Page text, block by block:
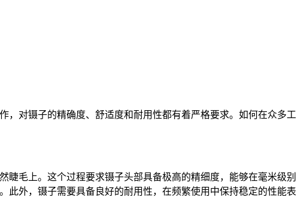
，对镊子的精确度、舒适度和耐用性都有着严格要求。如何在众多工
毛上。这个过程要求镊子头部具备极高的精细度，能够在毫米级别
外，镊子需要具备良好的耐用性，在频繁使用中保持稳定的性能表